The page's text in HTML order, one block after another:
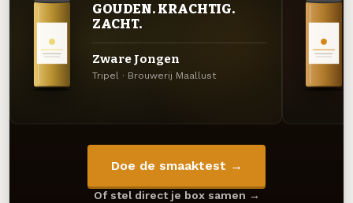
GOUDEN. KRACHTIG.
ZACHT.
Zware Jongen
Tripel · Brouwerij Maallust
Doe de smaaktest →
Of stel direct je box samen →